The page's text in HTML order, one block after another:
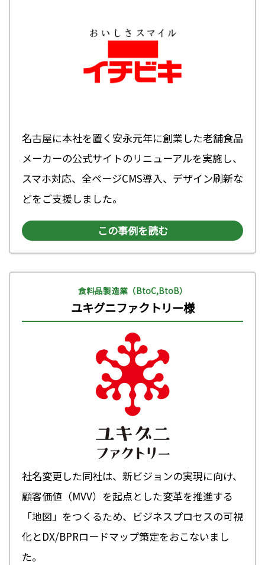
名古屋に本社を置く安永元年に創業した老舗食品
メーカーの公式サイトのリニューアルを実施し、
スマホ対応、全ページCMS導入、デザイン刷新な
どをご支援しました。
この事例を読む
食料品製造業（BtoC,BtoB）
ユキグニファクトリー様
社名変更した同社は、新ビジョンの実現に向け、
顧客価値（MVV）を起点とした変革を推進する
「地図」をつくるため、ビジネスプロセスの可視
化とDX/BPRロードマップ策定をおこないまし
た。